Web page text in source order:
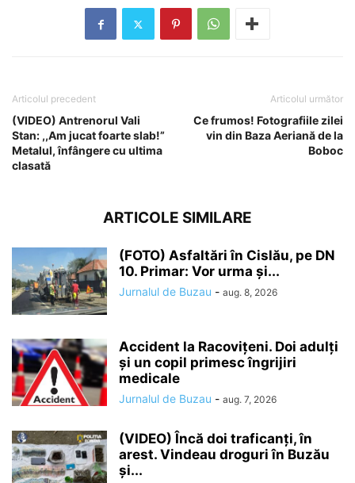
Articolul precedent
(VIDEO) Antrenorul Vali
Stan: ,,Am jucat foarte slab!”
Metalul, înfângere cu ultima
clasată
Articolul următor
Ce frumos! Fotografiile zilei
vin din Baza Aeriană de la
Boboc
ARTICOLE SIMILARE
(FOTO) Asfaltări în Cislău, pe DN
10. Primar: Vor urma și...
Jurnalul de Buzau - aug. 8, 2026
Accident la Racovițeni. Doi adulți
și un copil primesc îngrijiri
medicale
Jurnalul de Buzau - aug. 7, 2026
(VIDEO) Încă doi traficanți, în
arest. Vindeau droguri în Buzău
și...